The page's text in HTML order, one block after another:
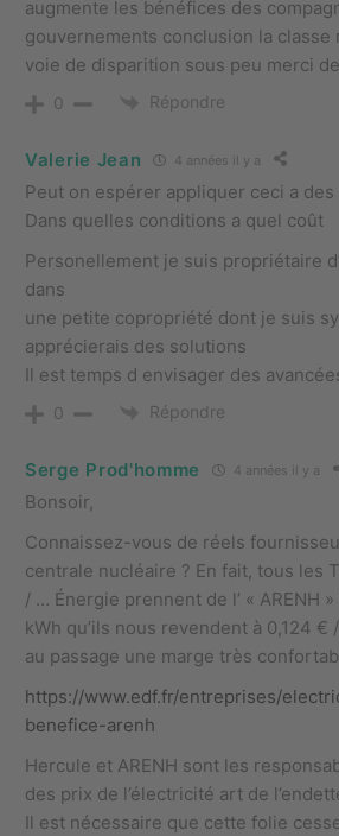
augmente les bénéfices des
gouvernements conclusion la classe
voie de disparition sous peu merci de
0 Répondre
Valerie Jean 4 années il y a
Peut on espérer appliquer ceci a
Dans quelles conditions a quel coût
Personellement je suis propriétaire
dans
une petite copropriété dont je suis
apprécierais des solutions
Il est temps d envisager des
0 Répondre
Serge Prod'homme 4 années il y a
Bonsoir,
Connaissez-vous de réels
centrale nucléaire ? En fait, tous les
/ … Énergie prennent de l’ « ARENH
kWh qu’ils nous revendent à 0,124 €
au passage une marge très
https://www.edf.fr/entreprises/
benefice-arenh
Hercule et ARENH sont les
des prix de l’électricité art de
Il est nécessaire que cette folie